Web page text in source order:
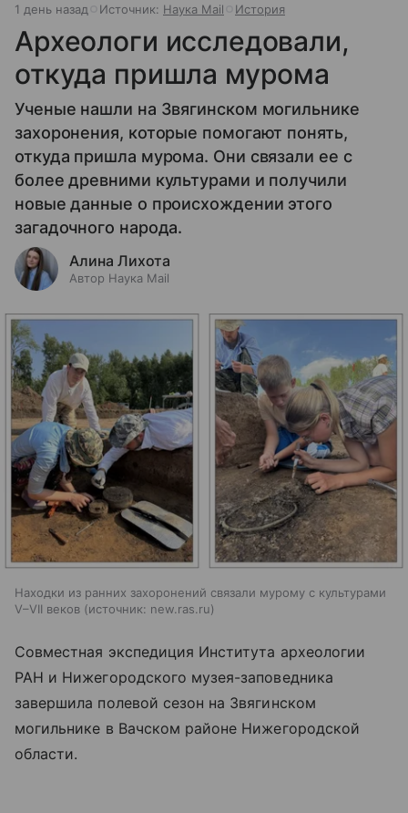
1 день назад Источник: Наука Mail История
Археологи исследовали,
откуда пришла мурома
Ученые нашли на Звягинском могильнике
захоронения, которые помогают понять,
откуда пришла мурома. Они связали ее с
более древними культурами и получили
новые данные о происхождении этого
загадочного народа.
Алина Лихота
Автор Наука Mail
Находки из ранних захоронений связали мурому с культурами
V–VII веков
источник: new.ras.ru
Совместная экспедиция Института археологии
РАН и Нижегородского музея-заповедника
завершила полевой сезон на Звягинском
могильнике в Вачском районе Нижегородской
области.